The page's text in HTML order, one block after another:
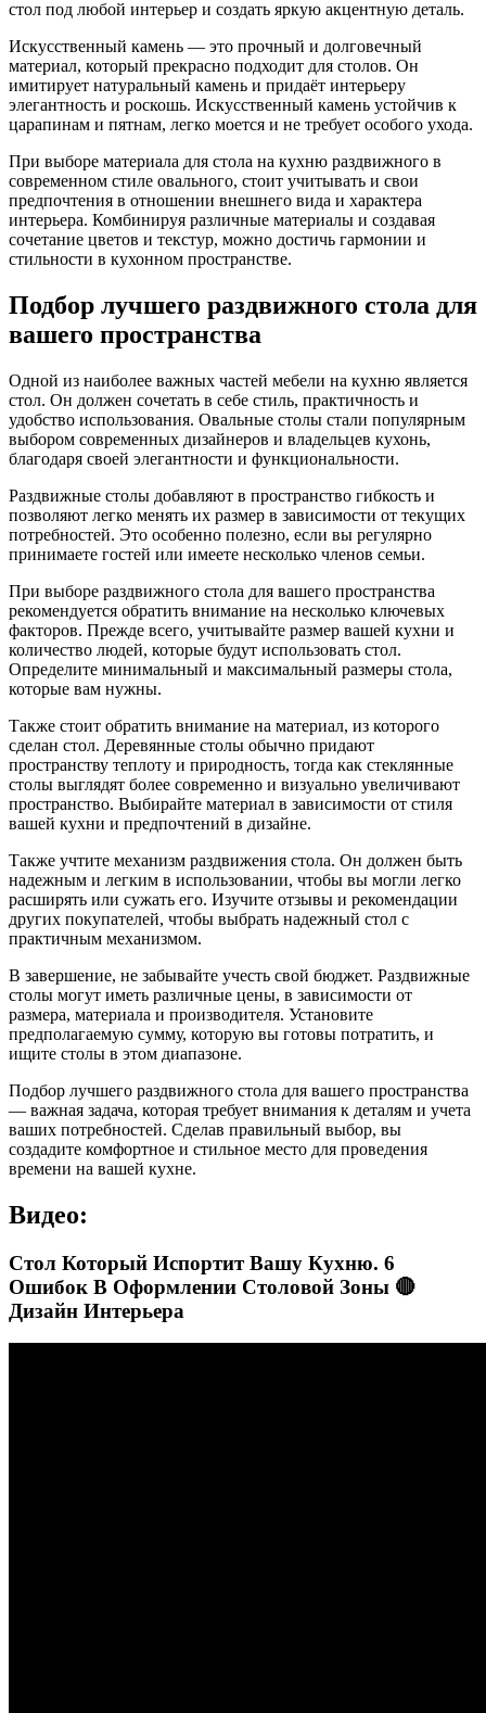
стол под любой интерьер и создать яркую акцентную деталь.
Искусственный камень — это прочный и долговечный
материал, который прекрасно подходит для столов. Он
имитирует натуральный камень и придаёт интерьеру
элегантность и роскошь. Искусственный камень устойчив к
царапинам и пятнам, легко моется и не требует особого ухода.
При выборе материала для стола на кухню раздвижного в
современном стиле овального, стоит учитывать и свои
предпочтения в отношении внешнего вида и характера
интерьера. Комбинируя различные материалы и создавая
сочетание цветов и текстур, можно достичь гармонии и
стильности в кухонном пространстве.
Подбор лучшего раздвижного стола для
вашего пространства
Одной из наиболее важных частей мебели на кухню является
стол. Он должен сочетать в себе стиль, практичность и
удобство использования. Овальные столы стали популярным
выбором современных дизайнеров и владельцев кухонь,
благодаря своей элегантности и функциональности.
Раздвижные столы добавляют в пространство гибкость и
позволяют легко менять их размер в зависимости от текущих
потребностей. Это особенно полезно, если вы регулярно
принимаете гостей или имеете несколько членов семьи.
При выборе раздвижного стола для вашего пространства
рекомендуется обратить внимание на несколько ключевых
факторов. Прежде всего, учитывайте размер вашей кухни и
количество людей, которые будут использовать стол.
Определите минимальный и максимальный размеры стола,
которые вам нужны.
Также стоит обратить внимание на материал, из которого
сделан стол. Деревянные столы обычно придают
пространству теплоту и природность, тогда как стеклянные
столы выглядят более современно и визуально увеличивают
пространство. Выбирайте материал в зависимости от стиля
вашей кухни и предпочтений в дизайне.
Также учтите механизм раздвижения стола. Он должен быть
надежным и легким в использовании, чтобы вы могли легко
расширять или сужать его. Изучите отзывы и рекомендации
других покупателей, чтобы выбрать надежный стол с
практичным механизмом.
В завершение, не забывайте учесть свой бюджет. Раздвижные
столы могут иметь различные цены, в зависимости от
размера, материала и производителя. Установите
предполагаемую сумму, которую вы готовы потратить, и
ищите столы в этом диапазоне.
Подбор лучшего раздвижного стола для вашего пространства
— важная задача, которая требует внимания к деталям и учета
ваших потребностей. Сделав правильный выбор, вы
создадите комфортное и стильное место для проведения
времени на вашей кухне.
Видео:
Стол Который Испортит Вашу Кухню. 6
Ошибок В Оформлении Столовой Зоны 🔴
Дизайн Интерьера